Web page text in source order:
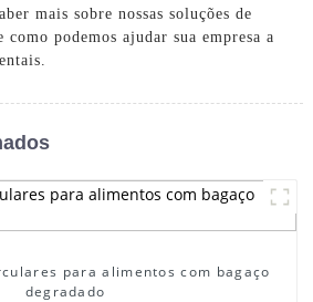
mais sobre nossas soluções de
como podemos ajudar sua empresa a
para alimentos com bagaço
degradado